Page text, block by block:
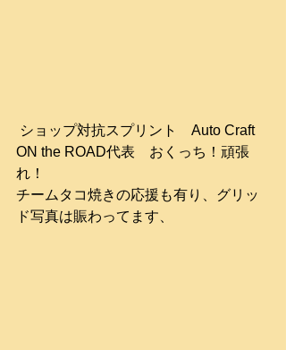
ON the ROAD代表　おくっち！頑張
れ！
チームタコ焼きの応援も有り、グリッ
ド写真は賑わってます、